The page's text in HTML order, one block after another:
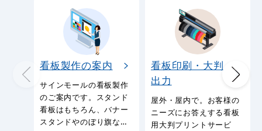
看板製作の案内
サインモールの看板製作
のご案内です。スタンド
看板はもちろん、バナー
スタンドやのぼり旗など
看板印刷・大判
出力
屋外・屋内で。お客様の
ニーズにお答えする看板
用大判プリントサービ